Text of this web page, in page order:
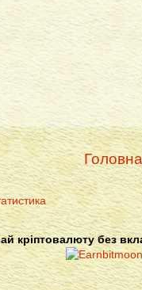
кріптовалюту без